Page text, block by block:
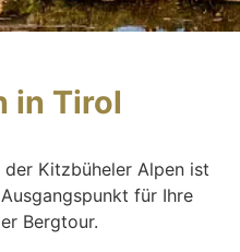
in Tirol
Kitzbüheler Alpen ist
für Ihre
Bergtour.